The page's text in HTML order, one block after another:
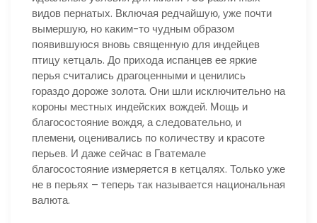
видов пернатых. Включая редчайшую, уже почти
вымершую, но каким-то чудным образом
появившуюся вновь священную для индейцев
птицу кетцаль. До прихода испанцев ее яркие
перья считались драгоценными и ценились
гораздо дороже золота. Они шли исключительно на
короны местных индейских вождей. Мощь и
благосостояние вождя, а следовательно, и
племени, оценивались по количеству и красоте
перьев. И даже сейчас в Гватемале
благосостояние измеряется в кетцалях. Только уже
не в перьях – теперь так называется национальная
валюта.